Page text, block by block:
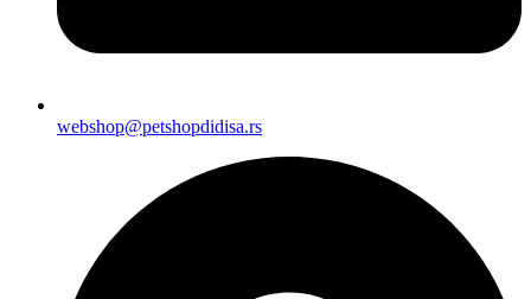
webshop@petshopdidisa.rs